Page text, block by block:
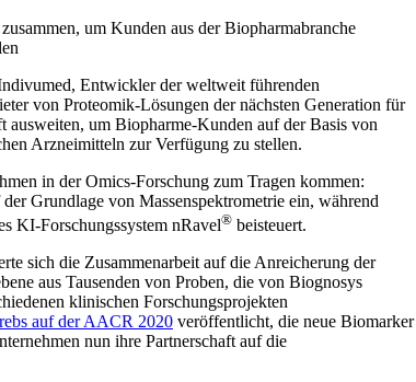
um Kunden aus der Biopharmabranche
Entwickler der weltweit führenden
von Proteomik-Lösungen der nächsten Generation für
um Biopharme-Kunden auf der Basis von
Arzneimitteln zur Verfügung zu stellen.
in der Omics-Forschung zum Tragen kommen:
Grundlage von Massenspektrometrie ein, während
KI-Forschungssystem nRavel® beisteuert.
sich die Zusammenarbeit auf die Anreicherung der
aus Tausenden von Proben, die von Biognosys
klinischen Forschungsprojekten
auf der AACR 2020 veröffentlicht, die neue Biomarker
nun ihre Partnerschaft auf die